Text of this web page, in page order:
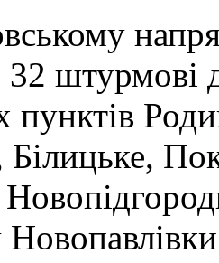
штурмові
пунктів